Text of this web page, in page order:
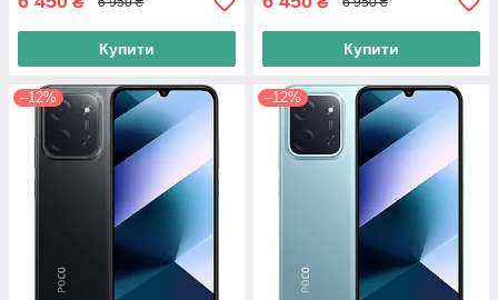
Купити Купити
–12% –12%